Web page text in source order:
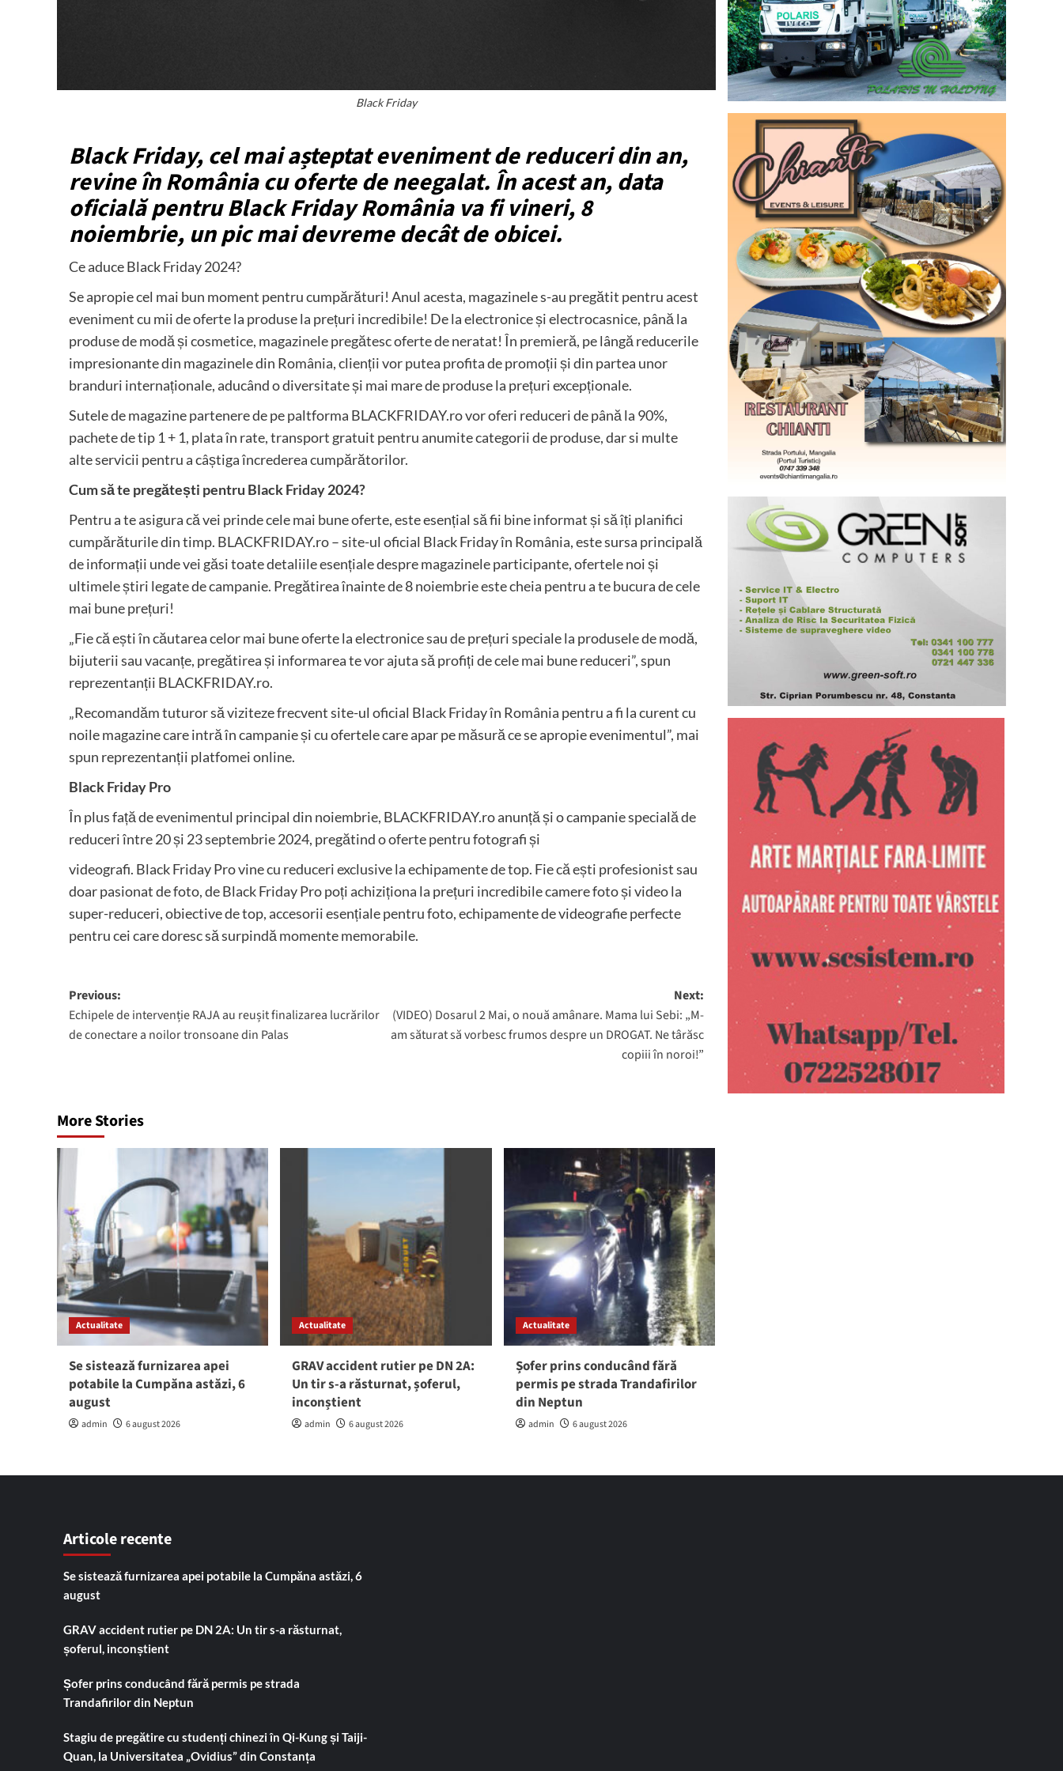
Black Friday
Black Friday, cel mai așteptat eveniment de reduceri din an,
revine în România cu oferte de neegalat. În acest an, data
oficială pentru Black Friday România va fi vineri, 8
noiembrie, un pic mai devreme decât de obicei.
Ce aduce Black Friday 2024?
Se apropie cel mai bun moment pentru cumpărături! Anul acesta, magazinele s-au pregătit pentru acest
eveniment cu mii de oferte la produse la prețuri incredibile! De la electronice și electrocasnice, până la
produse de modă și cosmetice, magazinele pregătesc oferte de neratat! În premieră, pe lângă reducerile
impresionante din magazinele din România, clienții vor putea profita de promoții și din partea unor
branduri internaționale, aducând o diversitate și mai mare de produse la prețuri excepționale.
Sutele de magazine partenere de pe paltforma BLACKFRIDAY.ro vor oferi reduceri de până la 90%,
pachete de tip 1 + 1, plata în rate, transport gratuit pentru anumite categorii de produse, dar si multe
alte servicii pentru a câștiga încrederea cumpărătorilor.
Cum să te pregătești pentru Black Friday 2024?
Pentru a te asigura că vei prinde cele mai bune oferte, este esențial să fii bine informat și să îți planifici
cumpărăturile din timp. BLACKFRIDAY.ro – site-ul oficial Black Friday în România, este sursa principală
de informații unde vei găsi toate detaliile esențiale despre magazinele participante, ofertele noi și
ultimele știri legate de campanie. Pregătirea înainte de 8 noiembrie este cheia pentru a te bucura de cele
mai bune prețuri!
„Fie că ești în căutarea celor mai bune oferte la electronice sau de prețuri speciale la produsele de modă,
bijuterii sau vacanțe, pregătirea și informarea te vor ajuta să profiți de cele mai bune reduceri”, spun
reprezentanții BLACKFRIDAY.ro.
„Recomandăm tuturor să viziteze frecvent site-ul oficial Black Friday în România pentru a fi la curent cu
noile magazine care intră în campanie și cu ofertele care apar pe măsură ce se apropie evenimentul”, mai
spun reprezentanții platfomei online.
Black Friday Pro
În plus față de evenimentul principal din noiembrie, BLACKFRIDAY.ro anunță și o campanie specială de
reduceri între 20 și 23 septembrie 2024, pregătind o oferte pentru fotografi și
videografi. Black Friday Pro vine cu reduceri exclusive la echipamente de top. Fie că ești profesionist sau
doar pasionat de foto, de Black Friday Pro poți achiziționa la prețuri incredibile camere foto și video la
super-reduceri, obiective de top, accesorii esențiale pentru foto, echipamente de videografie perfecte
pentru cei care doresc să surpindă momente memorabile.
Post
navigation
Previous:
Echipele de intervenție RAJA au reușit finalizarea lucrărilor
de conectare a noilor tronsoane din Palas
Next:
(VIDEO) Dosarul 2 Mai, o nouă amânare. Mama lui Sebi: „M-
am săturat să vorbesc frumos despre un DROGAT. Ne târăsc
copiii în noroi!”
More Stories
Actualitate
Se sistează furnizarea apei
potabile la Cumpăna astăzi, 6
august
admin 6 august 2026
Actualitate
GRAV accident rutier pe DN 2A:
Un tir s-a răsturnat, șoferul,
inconștient
admin 6 august 2026
Actualitate
Șofer prins conducând fără
permis pe strada Trandafirilor
din Neptun
admin 6 august 2026
Articole recente
Se sistează furnizarea apei potabile la Cumpăna astăzi, 6
august
GRAV accident rutier pe DN 2A: Un tir s-a răsturnat,
șoferul, inconștient
Șofer prins conducând fără permis pe strada
Trandafirilor din Neptun
Stagiu de pregătire cu studenți chinezi în Qi-Kung și Taiji-
Quan, la Universitatea „Ovidius” din Constanța